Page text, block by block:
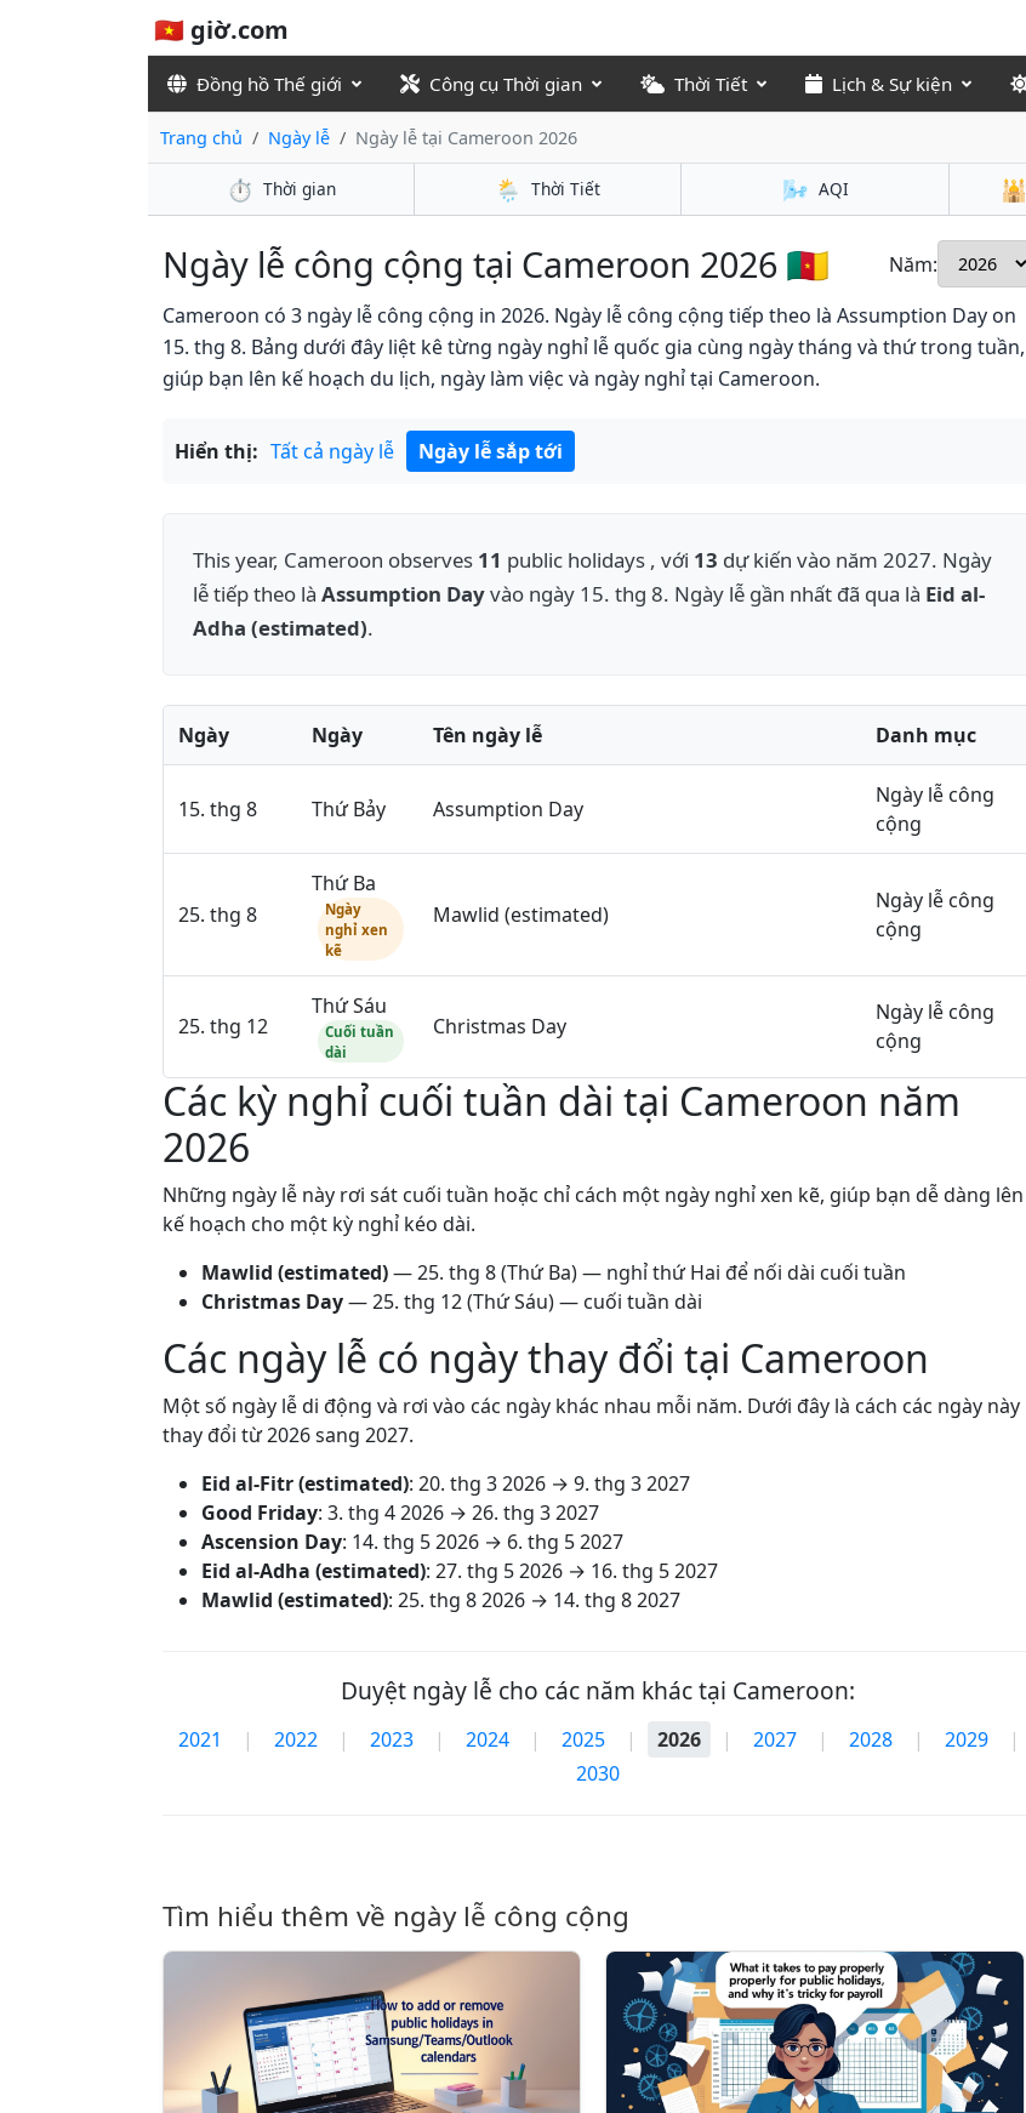
🇻🇳 giờ.com
Đồng hồ Thế giới Công cụ Thời gian Thời Tiết Lịch & Sự kiện
Trang chủ Ngày lễ Ngày lễ tại Cameroon 2026
⏱️ Thời gian 🌦️ Thời Tiết 🌬️ AQI 🕌
Ngày lễ công cộng tại Cameroon 2026 🇨🇲
Năm:
Cameroon có 3 ngày lễ công cộng in 2026. Ngày lễ công cộng tiếp theo là Assumption Day on
15. thg 8. Bảng dưới đây liệt kê từng ngày nghỉ lễ quốc gia cùng ngày tháng và thứ trong tuần,
giúp bạn lên kế hoạch du lịch, ngày làm việc và ngày nghỉ tại Cameroon.
Hiển thị: Tất cả ngày lễ Ngày lễ sắp tới
This year, Cameroon observes 11 public holidays , với 13 dự kiến vào năm 2027. Ngày
lễ tiếp theo là Assumption Dayvào ngày 15. thg 8. Ngày lễ gần nhất đã qua là Eid al-
Adha (estimated).
Ngày Ngày Tên ngày lễ Danh mục
15. thg 8 Thứ Bảy Assumption Day
Ngày lễ công
cộng
25. thg 8
Thứ Ba
Ngày
nghỉ xen
kẽ
Mawlid (estimated)
Ngày lễ công
cộng
25. thg 12
Thứ Sáu
Cuối tuần
dài
Christmas Day
Ngày lễ công
cộng
Các kỳ nghỉ cuối tuần dài tại Cameroon năm
2026
Những ngày lễ này rơi sát cuối tuần hoặc chỉ cách một ngày nghỉ xen kẽ, giúp bạn dễ dàng lên
kế hoạch cho một kỳ nghỉ kéo dài.
Mawlid (estimated)—25. thg 8(Thứ Ba) — nghỉ thứ Hai để nối dài cuối tuần
Christmas Day—25. thg 12(Thứ Sáu) — cuối tuần dài
Các ngày lễ có ngày thay đổi tại Cameroon
Một số ngày lễ di động và rơi vào các ngày khác nhau mỗi năm. Dưới đây là cách các ngày này
thay đổi từ 2026 sang 2027.
Eid al-Fitr (estimated): 20. thg 3 2026 → 9. thg 3 2027
Good Friday: 3. thg 4 2026 → 26. thg 3 2027
Ascension Day: 14. thg 5 2026 → 6. thg 5 2027
Eid al-Adha (estimated): 27. thg 5 2026 → 16. thg 5 2027
Mawlid (estimated): 25. thg 8 2026 → 14. thg 8 2027
Duyệt ngày lễ cho các năm khác tại Cameroon:
2021 | 2022 | 2023 | 2024 | 2025 | 2026 | 2027 | 2028 | 2029
|
2030
Tìm hiểu thêm về ngày lễ công cộng